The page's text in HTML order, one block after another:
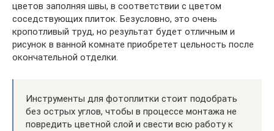
цветов заполняя швы, в соответствии с цветом
соседствующих плиток. Безусловно, это очень
кропотливый труд, но результат будет отличным и
рисунок в ванной комнате приобретет цельность после
окончательной отделки.
Инструменты для фотоплитки стоит подобрать
без острых углов, чтобы в процессе монтажа не
повредить цветной слой и свести всю работу к